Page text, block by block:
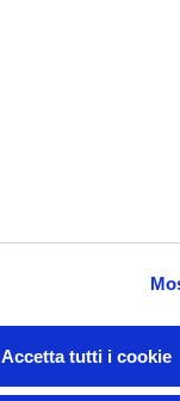
Accetta tutti i cookie